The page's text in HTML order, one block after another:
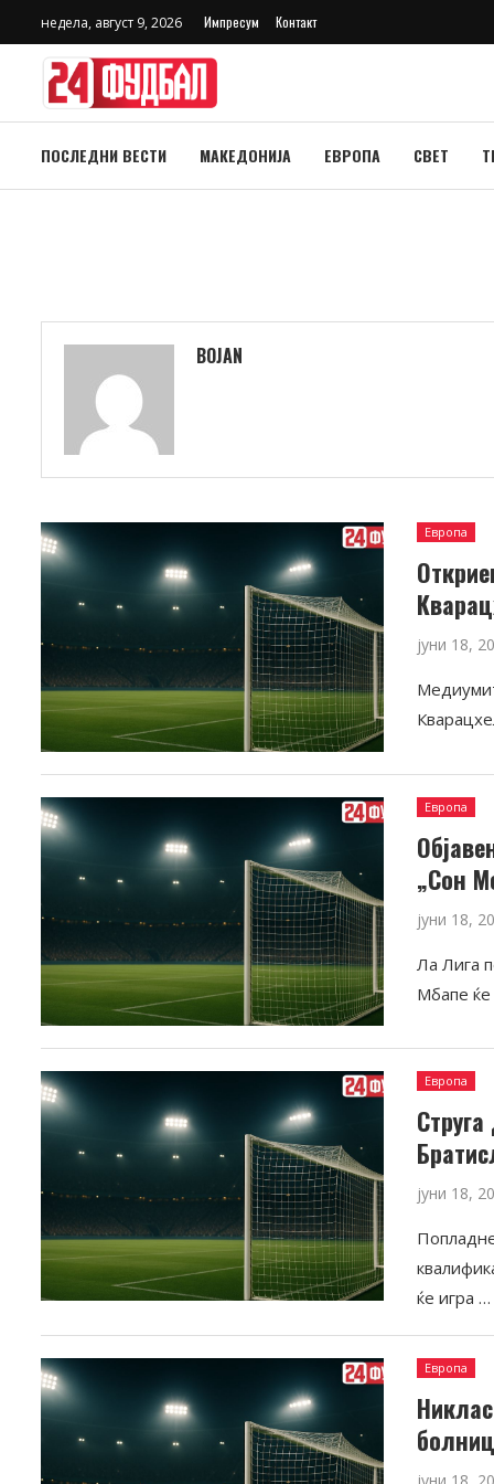
недела, август 9, 2026 Импресум Контакт
ПОСЛЕДНИ ВЕСТИ МАКЕДОНИЈА ЕВРОПА СВЕТ
BOJAN
Европа
јуни 18,
Европа
„Сон
јуни 18,
Ла Лига
Мбапе ќе
Европа
јуни 18,
ќе игра …
Европа